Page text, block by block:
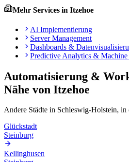
Mehr Services in Itzehoe
AI Implementierung
Server Management
Dashboards &
Predictive Analytics &
Automatisierung &
Nähe von Itzehoe
Andere Städte in Schleswig-Holstein, in
Glückstadt
Steinburg
Kellinghusen